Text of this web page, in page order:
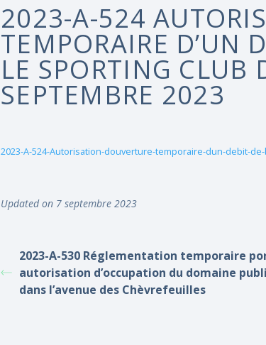
2023-A-524
TEMPORAIRE D’UN
LE SPORTING CLUB
SEPTEMBRE 2023
2023-A-524-Autorisation-douverture-temporaire-dun-debit-
Updated on 7 septembre 2023
2023-A-530 Réglementation temporaire
autorisation d’occupation du domaine
dans l’avenue des Chèvrefeuilles